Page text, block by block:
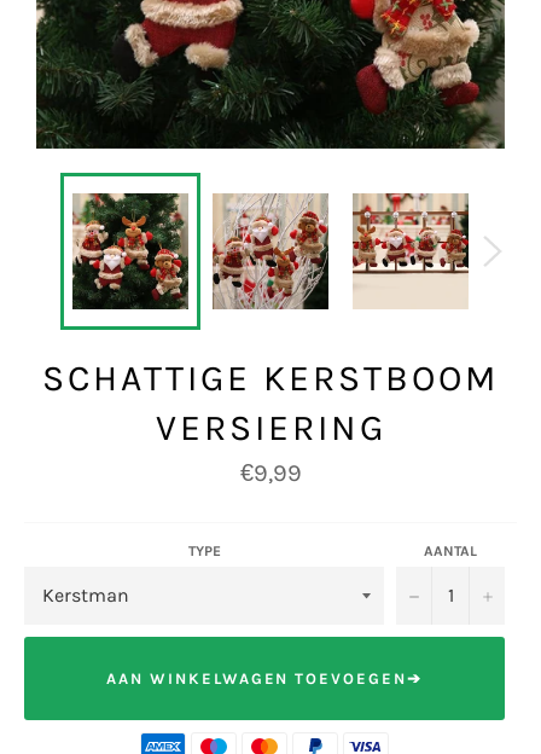
SCHATTIGE KERSTBOOM
VERSIERING
Normale
prijs
€9,99
TYPE AANTAL
− +
AAN WINKELWAGEN TOEVOEGEN➔